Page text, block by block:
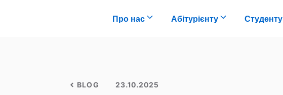
Про нас Абітурієнту Студенту
23.10.2025
BLOG